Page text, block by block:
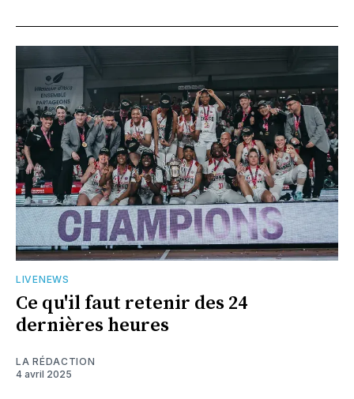
LIVENEWS
Ce qu'il faut retenir des 24
dernières heures
LA RÉDACTION
4 avril 2025